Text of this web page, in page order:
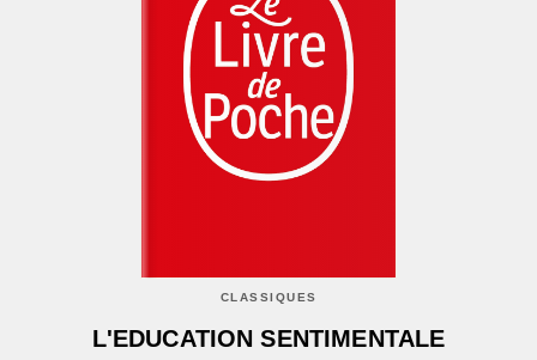
CLASSIQUES
L'EDUCATION SENTIMENTALE